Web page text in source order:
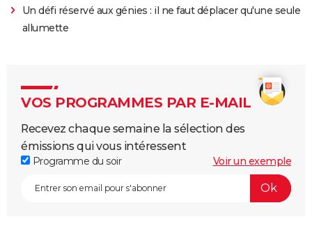
Un défi réservé aux génies : il ne faut déplacer qu'une seule
allumette
VOS PROGRAMMES PAR E-MAIL
Recevez chaque semaine la sélection des
émissions qui vous intéressent
Programme du soir Voir un exemple